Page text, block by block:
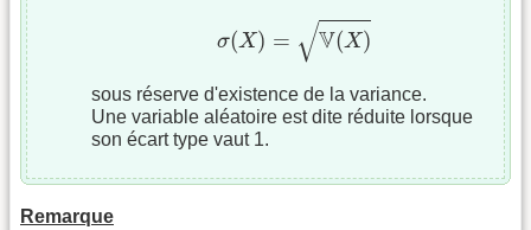
σ(X) = √V(X)
(X)
sous réserve d'existence de la variance.
Une variable aléatoire est dite réduite lorsque
son écart type vaut 1.
Remarque